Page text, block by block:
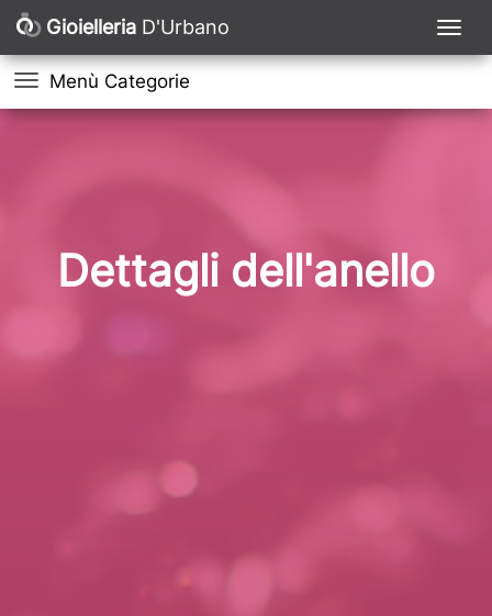
Gioielleria D'Urbano
Menù Categorie
Dettagli dell'anello